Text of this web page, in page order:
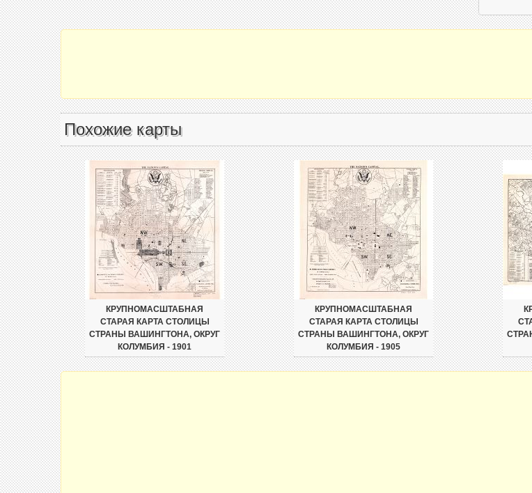
Похожие карты
КРУПНОМАСШТАБНАЯ
СТАРАЯ КАРТА СТОЛИЦЫ
СТРАНЫ ВАШИНГТОНА, ОКРУГ
КОЛУМБИЯ - 1901
КРУПНОМАСШТАБНАЯ
СТАРАЯ КАРТА СТОЛИЦЫ
СТРАНЫ ВАШИНГТОНА, ОКРУГ
КОЛУМБИЯ - 1905